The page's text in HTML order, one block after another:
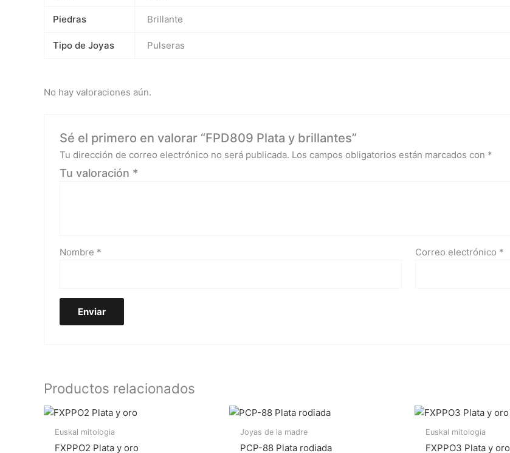
Piedras Brillante
Tipo de Joyas Pulseras
No hay valoraciones aún.
Sé el primero en valorar “FPD809 Plata y brillantes”
Tu dirección de correo electrónico no será publicada. Los campos obligatorios están marcados con *
Tu valoración *
Nombre * Correo electrónico *
Productos relacionados
Euskal mitologia
FXPPO2 Plata y oro
Joyas de la madre
PCP-88 Plata rodiada
Euskal mitologia
FXPPO3 Plata y oro